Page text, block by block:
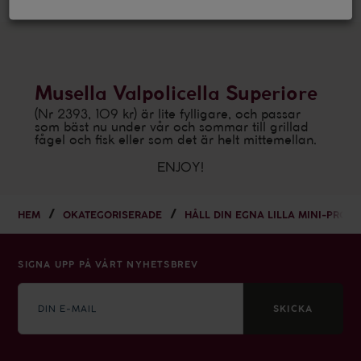
Musella Valpolicella Superiore
(Nr 2393, 109 kr) är lite fylligare, och passar
som bäst nu under vår och sommar till grillad
fågel och fisk eller som det är helt mittemellan.
ENJOY!
HEM OKATEGORISERADE HÅLL DIN EGNA LILLA MINI-
SIGNA UPP PÅ VÅRT NYHETSBREV
mail SKICKA